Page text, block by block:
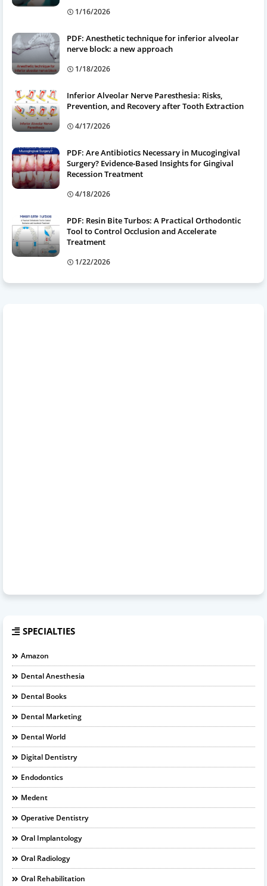
1/16/2026
PDF: Anesthetic technique for inferior alveolar
nerve block: a new approach
1/18/2026
Inferior Alveolar Nerve Paresthesia: Risks,
Prevention, and Recovery after Tooth Extraction
4/17/2026
PDF: Are Antibiotics Necessary in Mucogingival
Surgery? Evidence-Based Insights for Gingival
Recession Treatment
4/18/2026
PDF: Resin Bite Turbos: A Practical Orthodontic
Tool to Control Occlusion and Accelerate
Treatment
1/22/2026
SPECIALTIES
Amazon
Dental Anesthesia
Dental Books
Dental Marketing
Dental World
Digital Dentistry
Endodontics
Medent
Operative Dentistry
Oral Implantology
Oral Radiology
Oral Rehabilitation